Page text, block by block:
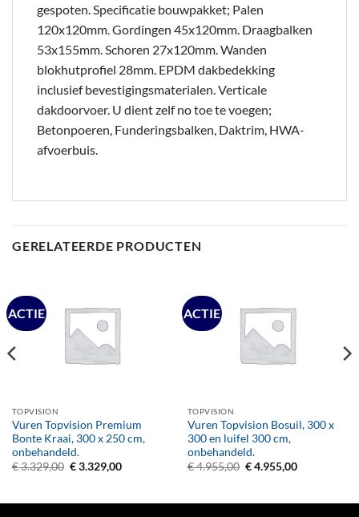
gespoten. Specificatie bouwpakket; Palen
120x120mm. Gordingen 45x120mm. Draagbalken
53x155mm. Schoren 27x120mm. Wanden
blokhutprofiel 28mm. EPDM dakbedekking
inclusief bevestigingsmaterialen. Verticale
dakdoorvoer. U dient zelf no toe te voegen;
Betonpoeren, Funderingsbalken, Daktrim, HWA-
afvoerbuis.
GERELATEERDE PRODUCTEN
ACTIE
TOPVISION
Vuren Topvision Premium
Bonte Kraai, 300 x 250 cm,
onbehandeld.
€3.329,00 Oorspronkelijke
€3.329,00Huidige
ACTIE
TOPVISION
Vuren Topvision Bosuil, 300 x
300 en luifel 300 cm,
onbehandeld.
€4.955,00 Oorspronkelijke
€4.955,00Huidige